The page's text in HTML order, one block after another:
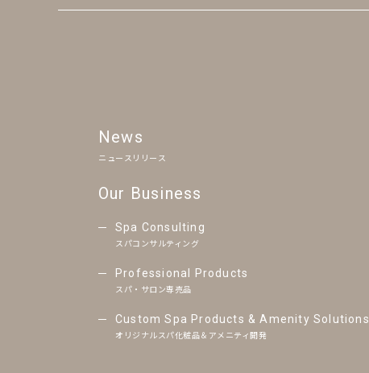
News
ニュースリリース
Our Business
Spa Consulting
スパコンサルティング
Professional Products
スパ・サロン専売品
Custom Spa Products & Amenity Solutions
オリジナルスパ化粧品＆アメニティ開発